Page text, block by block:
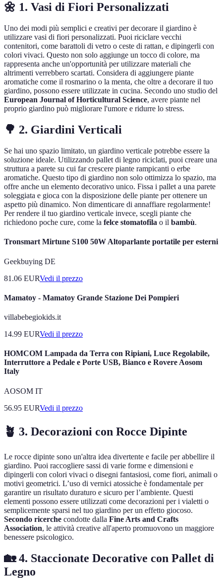
🌼 1. Vasi di Fiori Personalizzati
Uno dei modi più semplici e creativi per decorare il giardino è
utilizzare vasi di fiori personalizzati. Puoi riciclare vecchi
contenitori, come barattoli di vetro o ceste di rattan, e dipingerli con
colori vivaci. Questo non solo aggiunge un tocco di colore, ma
rappresenta anche un'opportunità per utilizzare materiali che
altrimenti verrebbero scartati. Considera di aggiungere piante
aromatiche come il rosmarino o la menta, che oltre a decorare il tuo
giardino, possono essere utilizzate in cucina. Secondo uno studio del
European Journal of Horticultural Science, avere piante nel
proprio giardino può migliorare l'umore e ridurre lo stress.
🌳 2. Giardini Verticali
Se hai uno spazio limitato, un giardino verticale potrebbe essere la
soluzione ideale. Utilizzando pallet di legno riciclati, puoi creare una
struttura a parete su cui far crescere piante rampicanti o erbe
aromatiche. Questo tipo di giardino non solo ottimizza lo spazio, ma
offre anche un elemento decorativo unico. Fissa i pallet a una parete
soleggiata e gioca con la disposizione delle piante per ottenere un
aspetto più dinamico. Non dimenticare di annaffiare regolarmente!
Per rendere il tuo giardino verticale invece, scegli piante che
richiedono poche cure, come la felce stomatofila o il bambù.
Tronsmart Mirtune S100 50W Altoparlante portatile per esterni
Geekbuying DE
81.06 EURVedi il prezzo
Mamatoy - Mamatoy Grande Stazione Dei Pompieri
villabebegiokids.it
14.99 EURVedi il prezzo
HOMCOM Lampada da Terra con Ripiani, Luce Regolabile,
Interruttore a Pedale e Porte USB, Bianco e Rovere Aosom
Italy
AOSOM IT
56.95 EURVedi il prezzo
🪴 3. Decorazioni con Rocce Dipinte
Le rocce dipinte sono un'altra idea divertente e facile per abbellire il
giardino. Puoi raccogliere sassi di varie forme e dimensioni e
dipingerli con colori vivaci o disegni fantasiosi, come fiori, animali o
motivi geometrici. L’uso di vernici atossiche è fondamentale per
garantire un risultato duraturo e sicuro per l’ambiente. Questi
elementi possono essere utilizzati come decorazioni per i vialetti o
semplicemente sparsi nel tuo giardino per un effetto giocoso.
Secondo ricerche condotte dalla Fine Arts and Crafts
Association, le attività creative all'aperto promuovono un maggiore
benessere psicologico.
🏡 4. Staccionate Decorative con Pallet di
Legno